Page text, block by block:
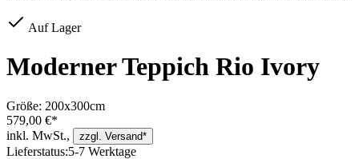
Auf Lager
Moderner Teppich Rio Ivory
Größe: 200x300cm
579,00 €*
inkl. MwSt.,
zzgl. Versand*
Lieferstatus:5-7 Werktage